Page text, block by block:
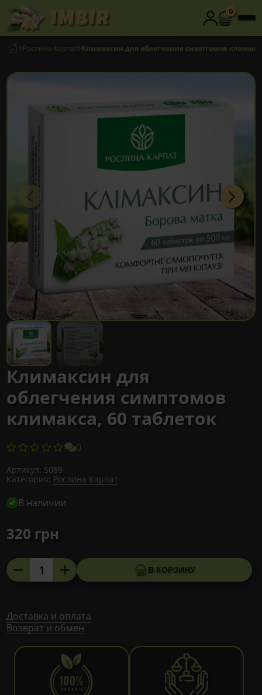
0
Рослина Карпат Климаксин для облегчения симптомов
Климаксин для
облегчения симптомов
климакса, 60 таблеток
0
Артикул: 5089
Категория: Рослина Карпат
В наличии
320 грн
Количество
товара
облегчения
симптомов
60
В КОРЗИНУ
Доставка и оплата
Возврат и обмен